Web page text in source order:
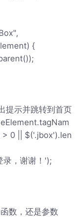
{
提示并跳转到首页
0 || $('.jbox').len
录，谢谢！');
数，还是参数